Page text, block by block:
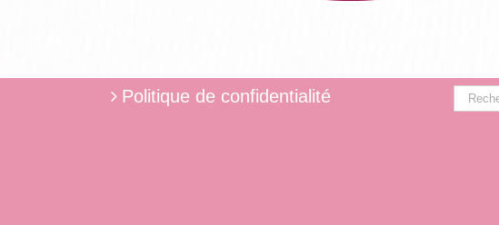
Politique de confidentialité